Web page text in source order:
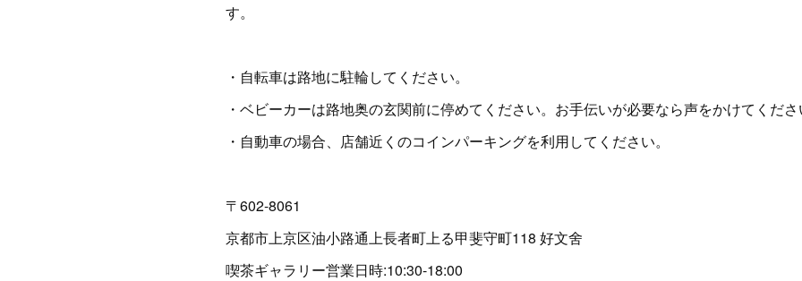
す。
・自転車は路地に駐輪してください。
・ベビーカーは路地奥の玄関前に停めてください。お手伝いが必要なら声をかけてくだ
・自動車の場合、店舗近くのコインパーキングを利用してください。
〒602-8061
京都市上京区油小路通上長者町上る甲斐守町118 好文舍
喫茶ギャラリー営業日時:10:30-18:00